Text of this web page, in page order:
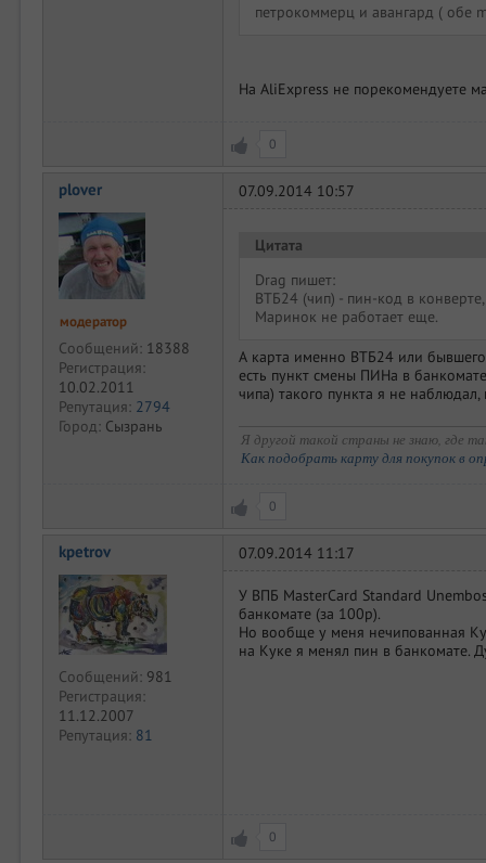
петрокоммерц и авангард ( обе
На AliExpress не порекомендуете
0
plover
модератор
Сообщений: 18388
Регистрация:
10.02.2011
Репутация: 2794
Город: Сызрань
07.09.2014 10:57
Цитата
Drag пишет:
ВТБ24 (чип) - пин-код в
Маринок не работает еще.
А карта именно ВТБ24 или
есть пункт смены ПИНа в
чипа) такого пункта я не
Я другой такой страны не знаю, где
Как подобрать карту для покупок в
0
kpetrov
Сообщений: 981
Регистрация:
11.12.2007
Репутация: 81
07.09.2014 11:17
У ВПБ MasterCard Standard
банкомате (за 100р).
Но вообще у меня нечипованная
на Куке я менял пин в банкомате.
0